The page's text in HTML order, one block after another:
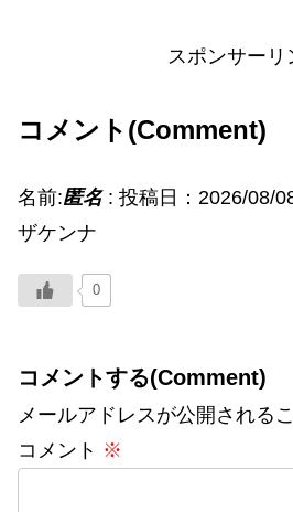
スポンサーリ
コメント(Comment)
名前:匿名: 投稿日：2026/08/
ザケンナ
0
コメントする(Comment)
メールアドレスが公開される
コメント ※